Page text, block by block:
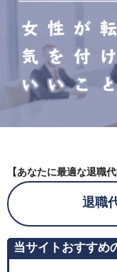
【あなたに最適な退職
退職
当サイトおすすめ